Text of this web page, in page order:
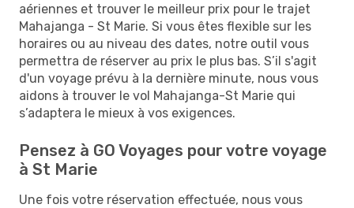
aériennes et trouver le meilleur prix pour le trajet
Mahajanga - St Marie. Si vous êtes flexible sur les
horaires ou au niveau des dates, notre outil vous
permettra de réserver au prix le plus bas. S’il s'agit
d'un voyage prévu à la dernière minute, nous vous
aidons à trouver le vol Mahajanga-St Marie qui
s’adaptera le mieux à vos exigences.
Pensez à GO Voyages pour votre voyage
à St Marie
Une fois votre réservation effectuée, nous vous